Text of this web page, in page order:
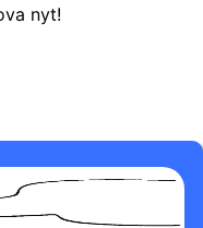
nyt!